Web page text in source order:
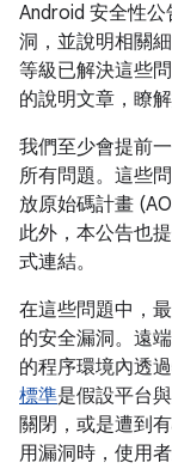
Android 安全性
洞，並說明相關
等級已解決這些
的說明文章，瞭
我們至少會提前
所有問題。這些
放原始碼計畫
此外，本公告也
式連結。
在這些問題中，
的安全漏洞。遠
的程序環境內透
標準是假設平台
關閉，或是遭到
用漏洞時，使用